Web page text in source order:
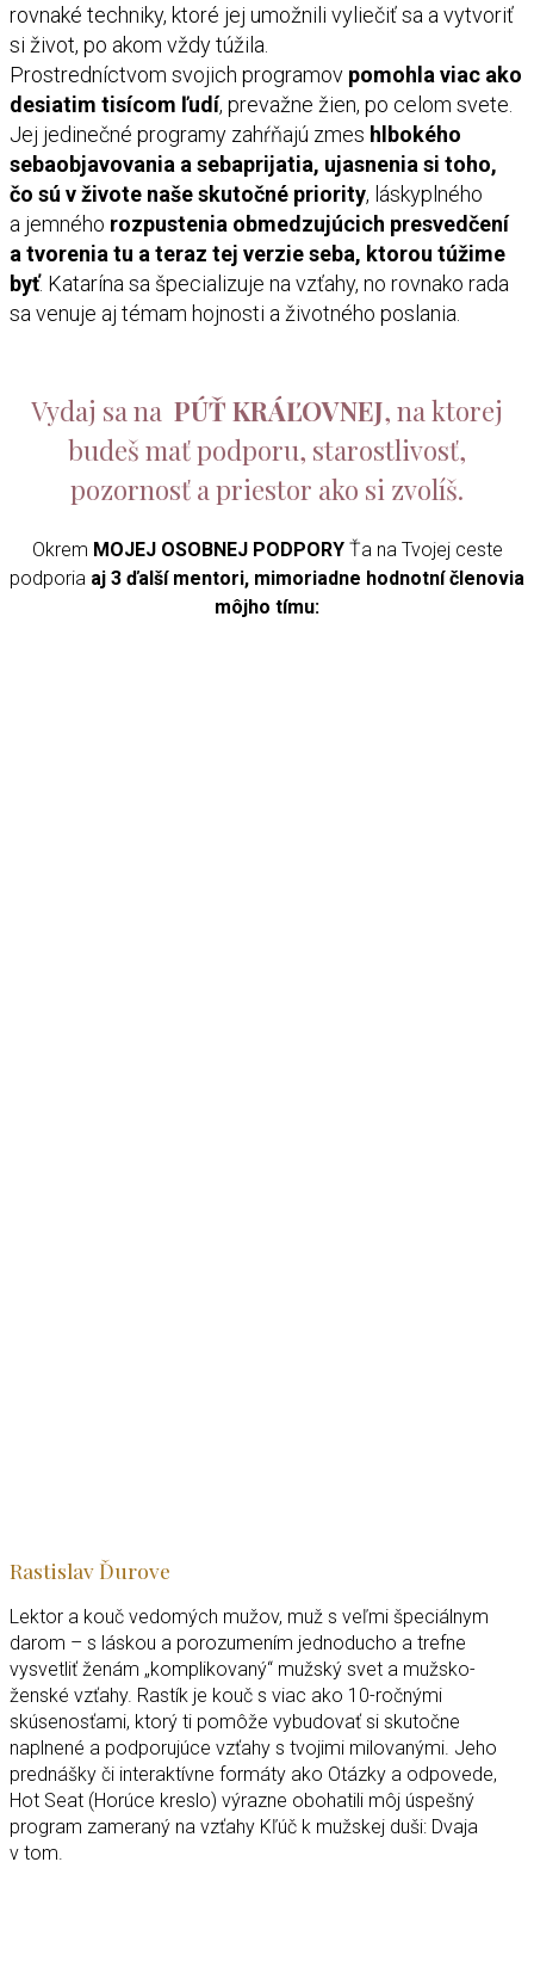
rovnaké techniky, ktoré jej umožnili vyliečiť sa a vytvoriť
si život, po akom vždy túžila.
Prostredníctvom svojich programov pomohla viac ako
desiatim tisícom ľudí, prevažne žien, po celom svete.
Jej jedinečné programy zahŕňajú zmes hlbokého
sebaobjavovania a sebaprijatia, ujasnenia si toho,
čo sú v živote naše skutočné priority, láskyplného
a jemného rozpustenia obmedzujúcich presvedčení
a tvorenia tu a teraz tej verzie seba, ktorou túžime
byť. Katarína sa špecializuje na vzťahy, no rovnako rada
sa venuje aj témam hojnosti a životného poslania.
Vydaj sa na PÚŤ KRÁĽOVNEJ, na ktorej
budeš mať podporu, starostlivosť,
pozornosť a priestor ako si zvolíš.
Okrem MOJEJ OSOBNEJ PODPORYŤa na Tvojej ceste
podporia aj 3 ďalší mentori, mimoriadne hodnotní členovia
môjho tímu:
Rastislav Ďurove
Lektor a kouč vedomých mužov, muž s veľmi špeciálnym
darom – s láskou a porozumením jednoducho a trefne
vysvetliť ženám „komplikovaný“ mužský svet a mužsko-
ženské vzťahy. Rastík je kouč s viac ako 10-ročnými
skúsenosťami, ktorý ti pomôže vybudovať si skutočne
naplnené a podporujúce vzťahy s tvojimi milovanými. Jeho
prednášky či interaktívne formáty ako Otázky a odpovede,
Hot Seat (Horúce kreslo) výrazne obohatili môj úspešný
program zameraný na vzťahy Kľúč k mužskej duši: Dvaja
v tom.